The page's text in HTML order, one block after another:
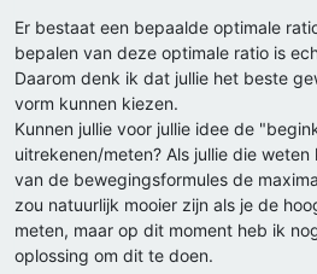
Er bestaat een bepaalde optimale
bepalen van deze optimale ratio is
Daarom denk ik dat jullie het beste
vorm kunnen kiezen.
Kunnen jullie voor jullie idee de
uitrekenen/meten? Als jullie die
van de bewegingsformules de
zou natuurlijk mooier zijn als je de
meten, maar op dit moment heb ik
oplossing om dit te doen.